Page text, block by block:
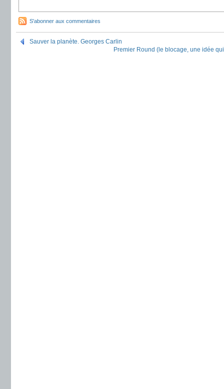
S'abonner aux commentaires
Sauver la planète. Georges Carlin
Premier Round (le blocage, une idée